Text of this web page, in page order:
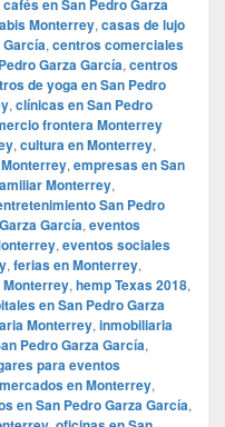
cafés en San Pedro Garza
Monterrey, casas de lujo
García, centros comerciales
Garza García, centros
de yoga en San Pedro
, clínicas en San Pedro
frontera Monterrey
, cultura en Monterrey,
, empresas en San
Monterrey,
San Pedro
García, eventos
, eventos sociales
, ferias en Monterrey,
, hemp Texas 2018,
en San Pedro Garza
Monterrey, inmobiliaria
Pedro Garza García,
para eventos
mercados en Monterrey,
en San Pedro Garza García,